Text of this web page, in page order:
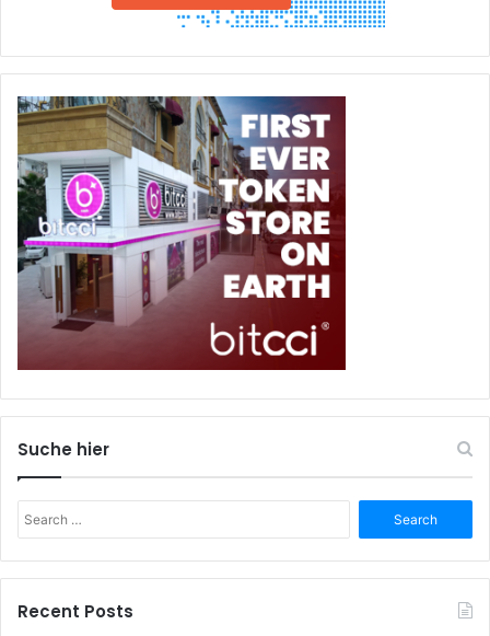
Suche hier
for:
Recent Posts